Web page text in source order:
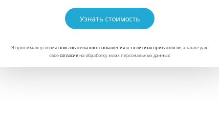
Узнать стоимость
Я принимаю условияпользовательского соглашенияи политики приватности, а также даю
своесогласиена обработку моих персональных данных